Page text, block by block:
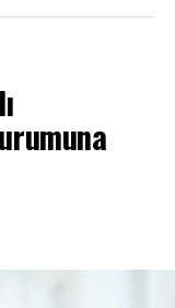
belirtilen